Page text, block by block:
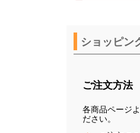
ショッピン
ご注文方法
各商品ページ
ださい。